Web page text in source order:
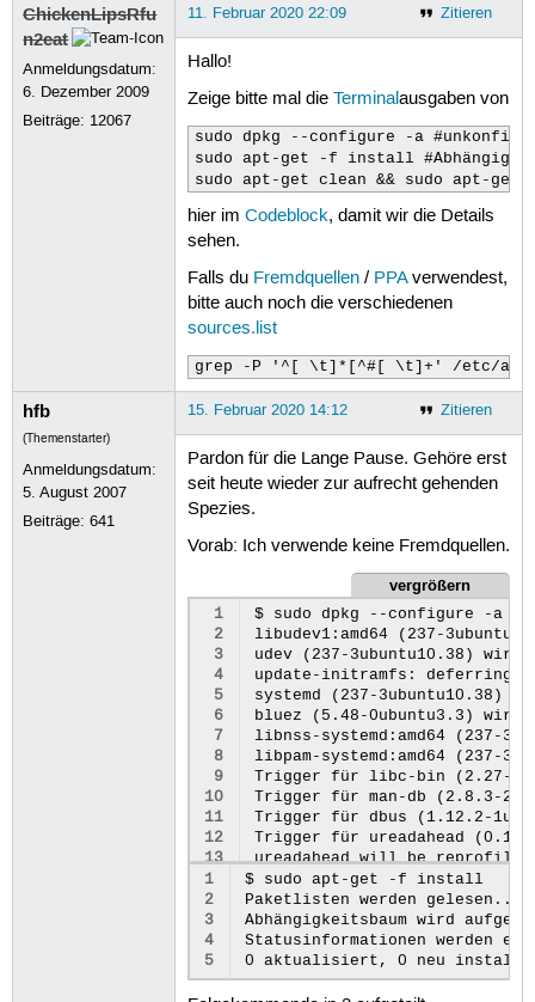
ChickenLipsRfu
n2eat
Anmeldungsdatum:
6. Dezember 2009
Beiträge: 12067
Zitieren
11. Februar 2020 22:09
Hallo!
Zeige bitte mal die Terminalausgaben von
sudo dpkg --configure -a
sudo apt-get -f install
sudo apt-get clean && sudo apt-get
hier im Codeblock, damit wir die Details
sehen.
Falls du Fremdquellen/ PPAverwendest,
bitte auch noch die verschiedenen
sources.list
grep -P '^[ \t]*[^#[ \t]+' /etc/
hfb
(Themenstarter)
Anmeldungsdatum:
5. August 2007
Beiträge:641
Zitieren
15. Februar 2020 14:12
Pardon für die Lange Pause. Gehöre erst
seit heute wieder zur aufrecht gehenden
Spezies.
Vorab: Ich verwende keine Fremdquellen.
vergrößern
1
2
3
4
5
6
7
8
9
10
11
12
13
14
15
16
17
18
$ sudo dpkg --configure -a
libudev1:amd64 (237-
udev (237-3ubuntu10.38)
update-initramfs: deferring
systemd (237-3ubuntu10.38)
bluez (5.48-0ubuntu3.3)
libnss-systemd:amd64 (237-
libpam-systemd:amd64 (237-
Trigger für libc-bin (2.27-
Trigger für man-db (2.8.3-
Trigger für dbus (1.12.2-
Trigger für ureadahead
ureadahead will be
Trigger für initramfs-tools
update-initramfs:
I: The initramfs will attempt
I: (UUID=013909e5-04cc-463a-
1
2
3
4
5
$ sudo apt-get -f install
Paketlisten werden gelesen...
Abhängigkeitsbaum wird
Statusinformationen werden